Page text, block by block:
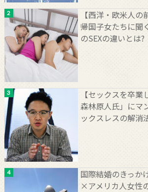
【西洋・欧米人の
帰国子女たちに聞
のSEXの違いとは?
【セックスを卒業
森林原人氏」にマ
ックスレスの解
国際結婚のきっか
×アメリカ人女性